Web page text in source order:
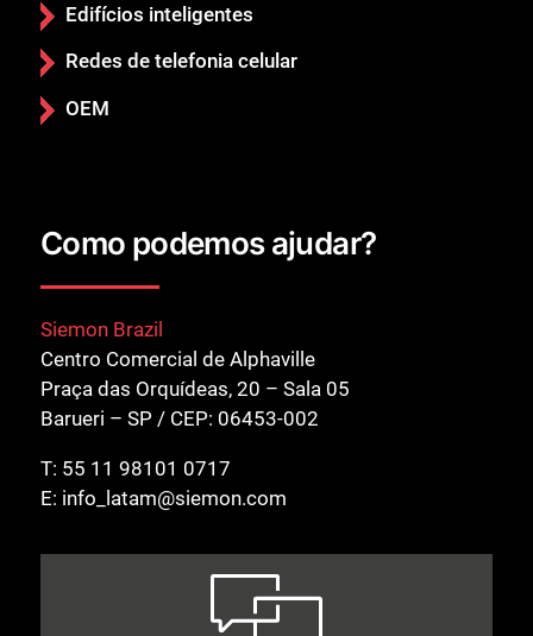
Edifícios inteligentes
Redes de telefonia celular
OEM
Como podemos ajudar?
Siemon Brazil
Centro Comercial de Alphaville
Praça das Orquídeas, 20 – Sala 05
Barueri – SP / CEP: 06453-002
T: 55 11 98101 0717
E: info_latam@siemon.com